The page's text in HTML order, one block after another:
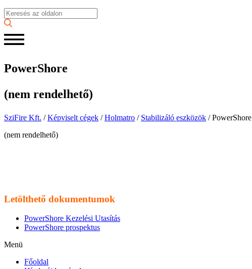
PowerShore
(nem rendelhető)
SziFire Kft. /Képviselt cégek /Holmatro / Stabilizáló eszközök /PowerShore
(nem rendelhető)
Letölthető dokumentumok
PowerShore Kezelési Utasítás
PowerShore prospektus
Menü
Főoldal